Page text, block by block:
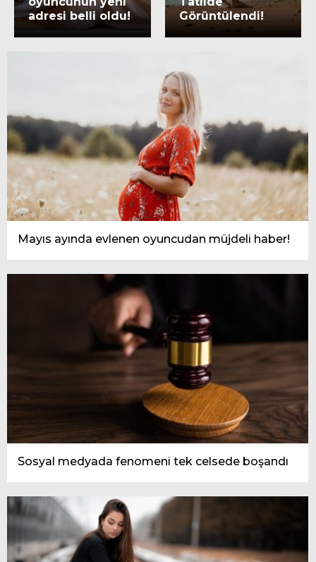
adresi belli oldu!
Görüntülendi!
Mayıs ayında evlenen oyuncudan müjdeli haber!
Sosyal medyada fenomeni tek celsede boşandı